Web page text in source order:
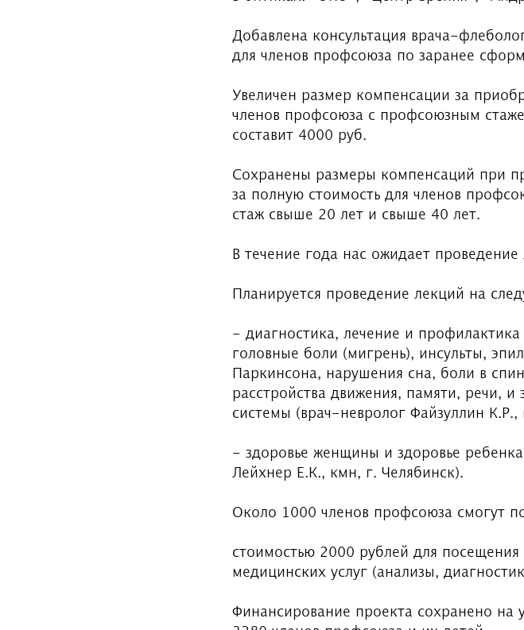
Добавлена консультация врача-
для членов профсоюза по заранее
Увеличен размер компенсации за
членов профсоюза с профсоюзным
составит 4000 руб.
Сохранены размеры компенсаций при
за полную стоимость для членов
стаж свыше 20 лет и свыше 40 лет.
В течение года нас ожидает
Планируется проведение лекций на
- диагностика, лечение и
головные боли (мигрень), инсульты,
Паркинсона, нарушения сна, боли в
расстройства движения, памяти, речи,
системы (врач-невролог Файзуллин К.Р.,
- здоровье женщины и здоровье
Лейхнер Е.К., кмн, г. Челябинск).
Около 1000 членов профсоюза смогут
стоимостью 2000 рублей для посещения
медицинских услуг (анализы,
Финансирование проекта сохранено на